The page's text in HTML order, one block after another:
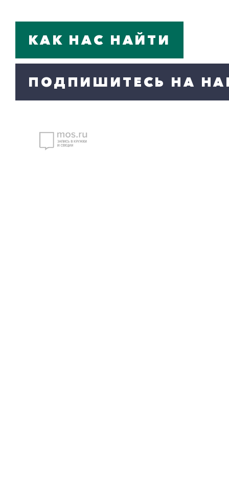
КАК НАС НАЙТИ
ПОДПИШИТЕСЬ НА